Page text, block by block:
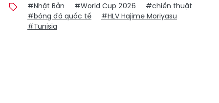
#Nhật Bản #World Cup 2026
#chiến thuật
#bóng đá quốc tế
#HLV Hajime Moriyasu
#Tunisia